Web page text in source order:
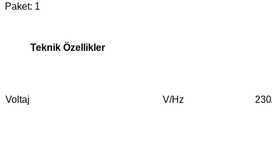
Paket: 1
Teknik Özellikler
Voltaj V/Hz